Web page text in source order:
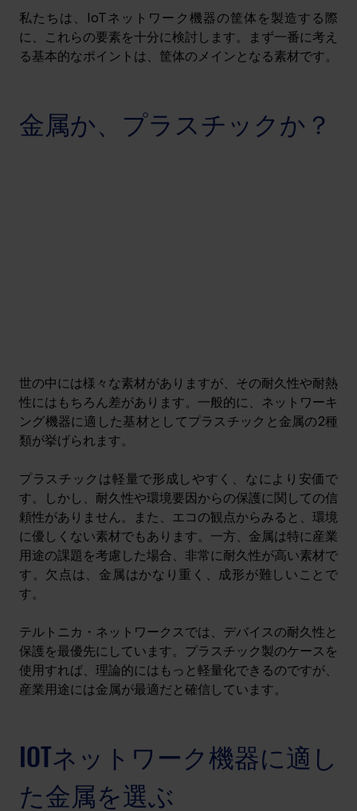
私たちは、IoTネットワーク機器の筐体を製造する際
に、これらの要素を十分に検討します。まず一番に考え
る基本的なポイントは、筐体のメインとなる素材です。
金属か、プラスチックか？
世の中には様々な素材がありますが、その耐久性や耐熱
性にはもちろん差があります。一般的に、ネットワーキ
ング機器に適した基材としてプラスチックと金属の2種
類が挙げられます。
プラスチックは軽量で形成しやすく、なにより安価で
す。しかし、耐久性や環境要因からの保護に関しての信
頼性がありません。また、エコの観点からみると、環境
に優しくない素材でもあります。一方、金属は特に産業
用途の課題を考慮した場合、非常に耐久性が高い素材で
す。欠点は、金属はかなり重く、成形が難しいことで
す。
テルトニカ・ネットワークスでは、デバイスの耐久性と
保護を最優先にしています。プラスチック製のケースを
使用すれば、理論的にはもっと軽量化できるのですが、
産業用途には金属が最適だと確信しています。
IOTネットワーク機器に適し
た金属を選ぶ